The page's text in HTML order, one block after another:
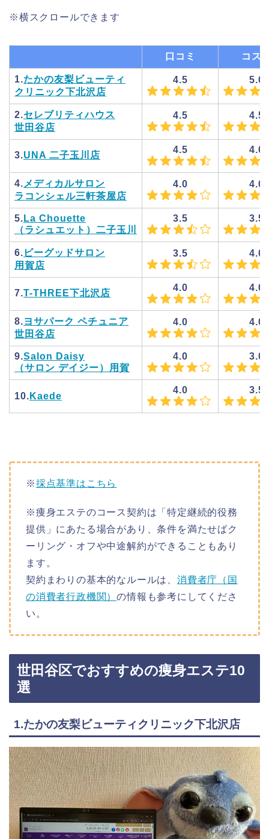
※横スクロールできます
口コミ コス
1.たかの友梨ビューティ
クリニック下北沢店
4.5 5.0
2.セレブリティハウス
世田谷店
4.5 4.5
3.UNA 二子玉川店
4.5 4.0
4. メディカルサロン
ラコンシェル三軒茶屋店
4.0 4.0
5. La Chouette
（ラシュエット）二子玉川
3.5 3.5
6. ビーグッドサロン
用賀店
3.5 4.0
7.T-THREE下北沢店
4.0 4.0
8.ヨサパーク ペチュニア
世田谷店
4.0 4.0
9.Salon Daisy
（サロン デイジー）用賀
4.0 3.0
10. Kaede
4.0 3.5
※採点基準はこちら
※痩身エステのコース契約は「特定継続的役務
提供」にあたる場合があり、条件を満たせばク
ーリング・オフや中途解約ができることもあり
ます。
契約まわりの基本的なルールは、 消費者庁（国
の消費者行政機関）の情報も参考にしてくださ
い。
世田谷区でおすすめの痩身エステ10
選
1.たかの友梨ビューティクリニック下北沢店